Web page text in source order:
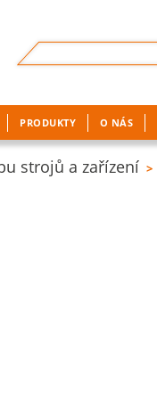
PRODUKTY O NÁS
strojů a zařízení >